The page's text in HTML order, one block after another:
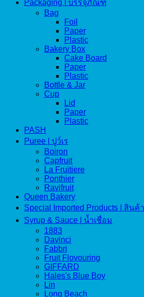
Packaging | บรรจุภัณฑ์
Bag
Foil
Paper
Plastic
Bakery Box
Cake Board
Paper
Plastic
Bottle & Jar
Cup
Lid
Paper
Plastic
PASH
Puree | ปูว์เร
Boiron
Capfruit
La Fruitiere
Ponthier
Ravifruit
Queen Bakery
Special Imported Products | สินค้
Syrup & Sauce | น้ำเชื่อม
1883
Davinci
Fabbri
Fruit Flovouring
GIFFARD
Hales's Blue Boy
Lin
Long Beach